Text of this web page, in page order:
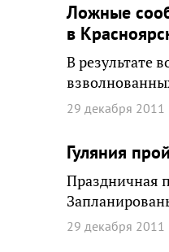
Ложные
в
В результате
29 декабря 2011
Гуляния
Праздничная
29 декабря 2011